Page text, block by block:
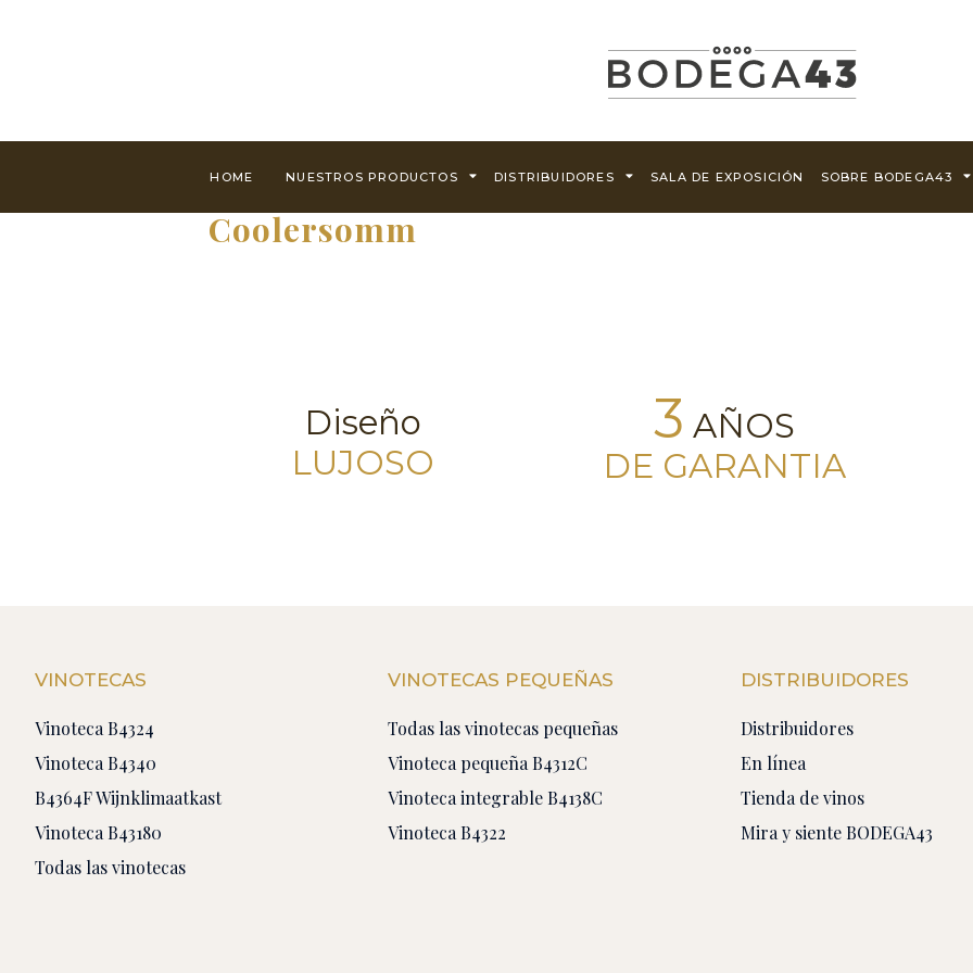
HOME NUESTROS PRODUCTOS DISTRIBUIDORES SALA DE EXPOSICIÓN SOBRE BODEGA43
Coolersomm
Diseño
LUJOSO
3 AÑOS
DE GARANTIA
VINOTECAS
Vinoteca B4324
Vinoteca B4340
B4364F Wijnklimaatkast
Vinoteca B43180
Todas las vinotecas
VINOTECAS PEQUEÑAS
Todas las vinotecas pequeñas
Vinoteca pequeña B4312C
Vinoteca integrable B4138C
Vinoteca B4322
DISTRIBUIDORES
Distribuidores
En línea
Tienda de vinos
Mira y siente BODEGA43